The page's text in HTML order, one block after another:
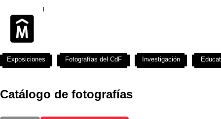
Catálogo de fotografías
Exposiciones Fotografías del CdF Investigación